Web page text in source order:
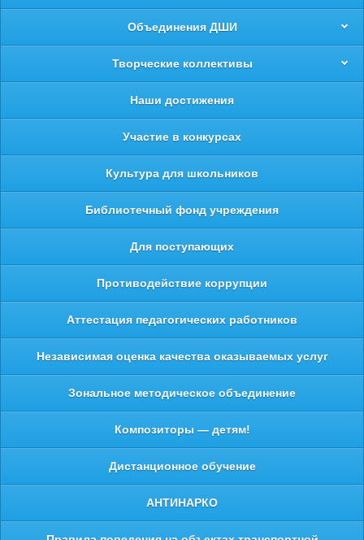
Объединения ДШИ
Творческие коллективы
Наши достижения
Участие в конкурсах
Культура для школьников
Библиотечный фонд учреждения
Для поступающих
Противодействие коррупции
Аттестация педагогических работников
Независимая оценка качества оказываемых услуг
Зональное методическое объединение
Композиторы — детям!
Дистанционное обучение
АНТИНАРКО